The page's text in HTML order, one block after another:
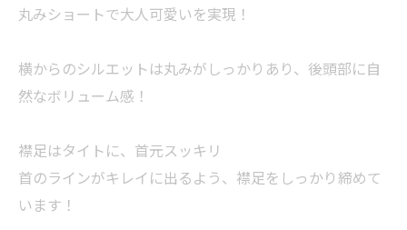
丸みショートで大人可愛いを実現！
横からのシルエットは丸みがしっかりあり、後頭部に自
然なボリューム感！
襟足はタイトに、首元スッキリ
首のラインがキレイに出るよう、襟足をしっかり締めて
います！